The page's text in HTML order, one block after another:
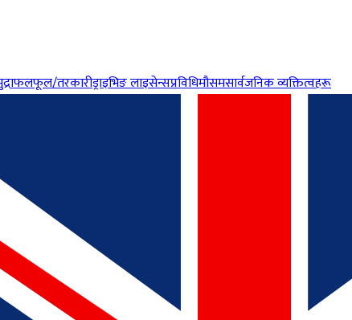
फलफूल/तरकारीड्राइभिङ लाइसेन्सप्रविधिमौसमसार्वजनिक व्यक्तित्वहरू